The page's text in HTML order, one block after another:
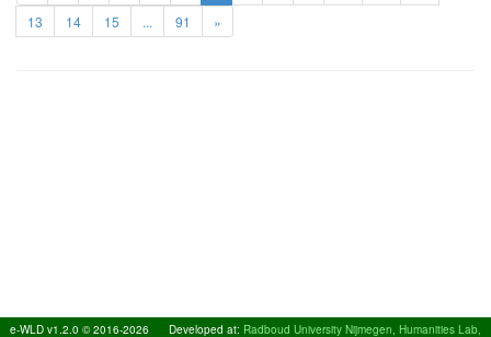
13
14 15 ... 91 »
e-WLD v1.2.0 © 2016-2026 Developed at: Radboud University Nijmegen, Humanities Lab,